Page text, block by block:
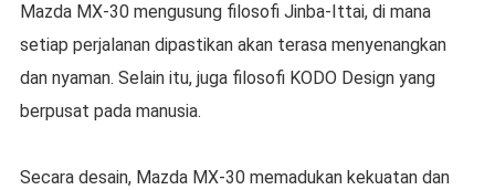
Mazda MX-30 mengusung filosofi Jinba-Ittai, di mana
setiap perjalanan dipastikan akan terasa menyenangkan
dan nyaman. Selain itu, juga filosofi KODO Design yang
berpusat pada manusia.
Secara desain, Mazda MX-30 memadukan kekuatan dan